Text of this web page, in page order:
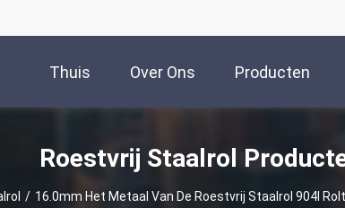
Thuis Over Ons Producten
Roestvrij Staalrol
/ 16.0mm Het Metaal Van De Roestvrij Staalrol 904l